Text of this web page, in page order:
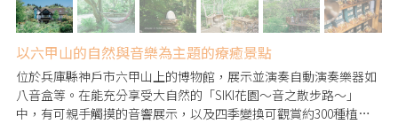
以六甲山的自然與音樂為主題的療癒景點
位於兵庫縣神戶市六甲山上的博物館，展示並演奏自動演奏樂器如
八音盒等。在能充分享受大自然的「SIKI花園～音之散步路～」
中，有可親手觸摸的音響展示，以及四季變換可觀賞約300種植物